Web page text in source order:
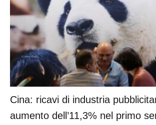
Cina: ricavi di industria
aumento dell’11,3% nel primo